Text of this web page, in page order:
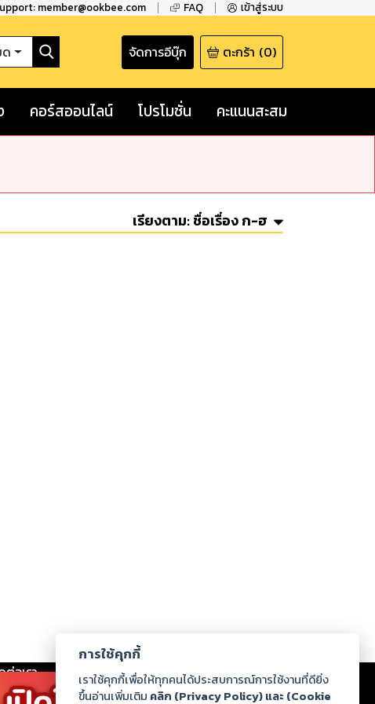
member@ookbee.com FAQ เข้าสู่ระบบ
จัดการอีบุ๊ก ตะกร้า (0)
คอร์สออนไลน์ โปรโมชั่น คะแนนสะสม
เรียงตาม:ชื่อเรื่อง ก-ฮ
อเรา ร่วมงานกับเรา ดาวน์โหลด
การใช้คุกกี้
เราใช้คุกกี้เพื่อให้ทุกคนได้ประสบการณ์การใช้งานที่ดียิ่ง
ขึ้นอ่านเพิ่มเติม คลิก (Privacy Policy) และ (Cookie